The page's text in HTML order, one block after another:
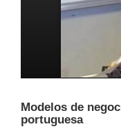
Modelos de
portuguesa